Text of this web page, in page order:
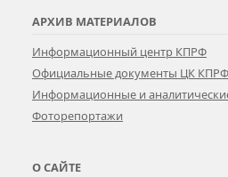
АРХИВ МАТЕРИАЛОВ
Информационный центр КПРФ
Официальные документы ЦК КПРФ
Информационные и
Фоторепортажи
О САЙТЕ